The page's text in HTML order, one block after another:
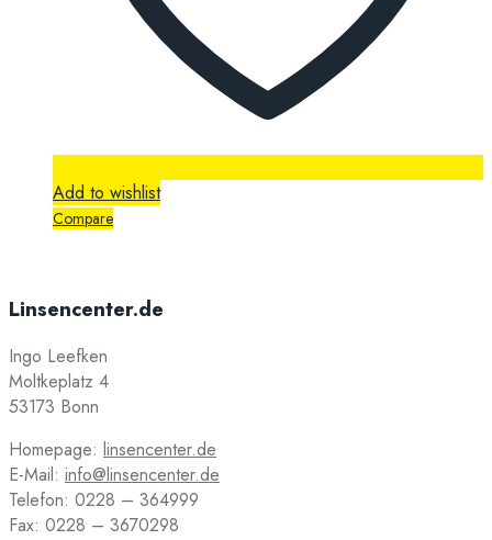
Add to wishlist
Compare
Linsencenter.de
Ingo Leefken
Moltkeplatz 4
53173 Bonn
Homepage: linsencenter.de
E-Mail: info@linsencenter.de
Telefon: 0228 – 364999
Fax: 0228 – 3670298